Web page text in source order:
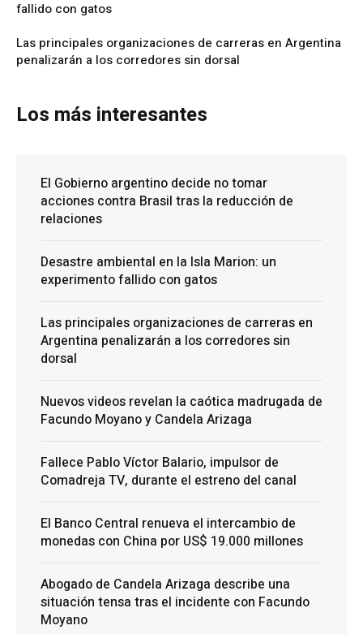
fallido con gatos
Las principales organizaciones de carreras en Argentina
penalizarán a los corredores sin dorsal
Los más interesantes
El Gobierno argentino decide no tomar
acciones contra Brasil tras la reducción de
relaciones
Desastre ambiental en la Isla Marion: un
experimento fallido con gatos
Las principales organizaciones de carreras en
Argentina penalizarán a los corredores sin
dorsal
Nuevos videos revelan la caótica madrugada de
Facundo Moyano y Candela Arizaga
Fallece Pablo Víctor Balario, impulsor de
Comadreja TV, durante el estreno del canal
El Banco Central renueva el intercambio de
monedas con China por US$ 19.000 millones
Abogado de Candela Arizaga describe una
situación tensa tras el incidente con Facundo
Moyano